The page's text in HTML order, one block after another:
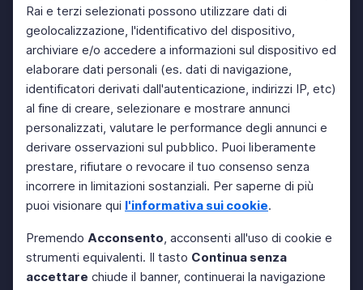
Rai e terzi selezionati possono utilizzare dati di
geolocalizzazione, l'identificativo del dispositivo,
archiviare e/o accedere a informazioni sul dispositivo ed
elaborare dati personali (es. dati di navigazione,
identificatori derivati dall'autenticazione, indirizzi IP, etc)
al fine di creare, selezionare e mostrare annunci
personalizzati, valutare le performance degli annunci e
derivare osservazioni sul pubblico. Puoi liberamente
prestare, rifiutare o revocare il tuo consenso senza
incorrere in limitazioni sostanziali. Per saperne di più
puoi visionare qui l'informativa sui cookie.
Premendo Acconsento, acconsenti all'uso di cookie e
strumenti equivalenti. Il tasto Continua senza
accettare chiude il banner, continuerai la navigazione